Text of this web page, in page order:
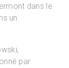
dans le
un
par